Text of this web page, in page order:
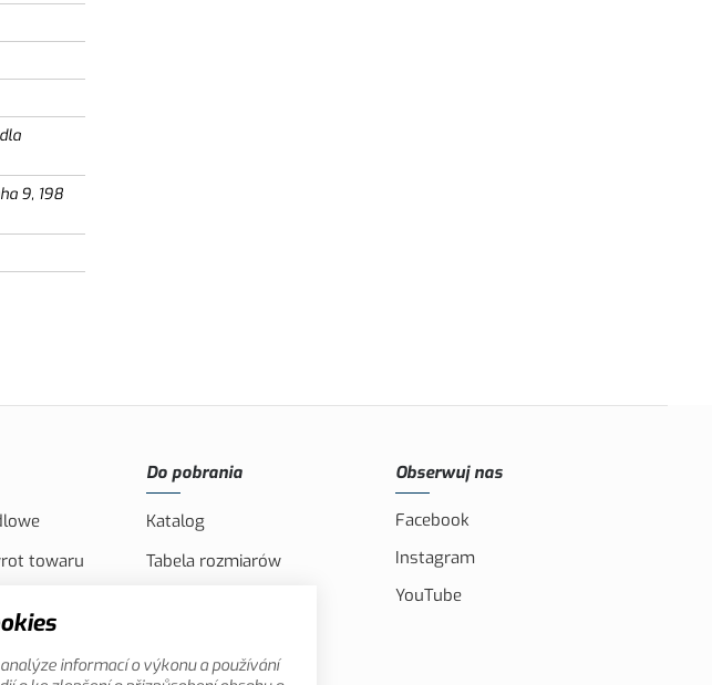
9, 198
towaru
Do pobrania
Katalog
Tabela rozmiarów
Obserwuj nas
Facebook
Instagram
YouTube
informací o výkonu a používání